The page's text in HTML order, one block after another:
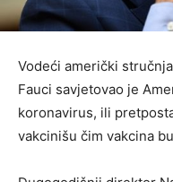
Vodeći američki
Fauci savjetovao je
koronavirus, ili
vakcinišu čim vakcina